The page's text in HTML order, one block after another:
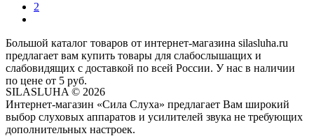
2
Большой каталог товаров от интернет-магазина silasluha.ru
предлагает вам купить товары для слабослышащих и
слабовидящих с доставкой по всей России. У нас в наличии
по цене от 5 руб.
SILASLUHA © 2026
Интернет-магазин «Сила Слуха» предлагает Вам широкий
выбор слуховых аппаратов и усилителей звука не требующих
дополнительных настроек.